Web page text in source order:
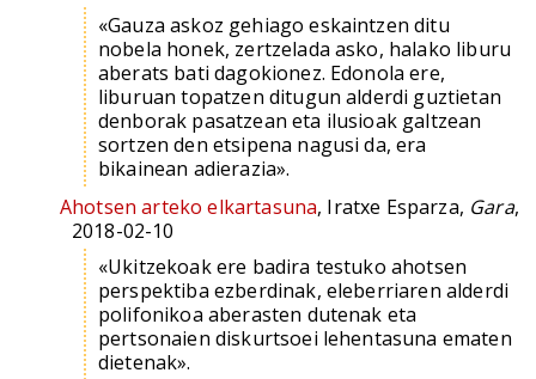
«Gauza askoz gehiago eskaintzen ditu
nobela honek, zertzelada asko, halako liburu
aberats bati dagokionez. Edonola ere,
liburuan topatzen ditugun alderdi guztietan
denborak pasatzean eta ilusioak galtzean
sortzen den etsipena nagusi da, era
bikainean adierazia».
Ahotsen arteko elkartasuna, Iratxe Esparza, Gara,
2018-02-10
«Ukitzekoak ere badira testuko ahotsen
perspektiba ezberdinak, eleberriaren alderdi
polifonikoa aberasten dutenak eta
pertsonaien diskurtsoei lehentasuna ematen
dietenak».